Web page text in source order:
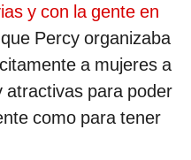
y con la gente en
Percy organizaba
a mujeres a
atractivas para poder
como para tener